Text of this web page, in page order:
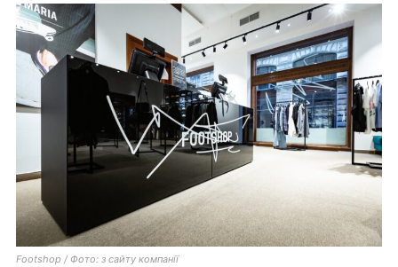
Footshop / Фото: з сайту компанії